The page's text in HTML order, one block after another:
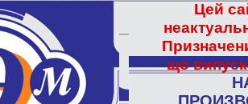
Цей
що